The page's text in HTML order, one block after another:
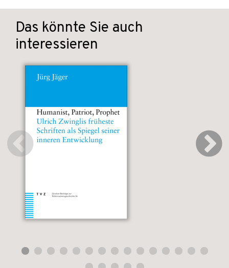
Das könnte Sie auch
interessieren